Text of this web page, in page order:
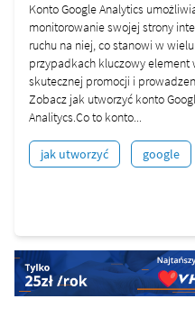
Konto Google Analytics
monitorowanie swojej strony
ruchu na niej, co stanowi w wielu
przypadkach kluczowy element
skutecznej promocji i
Zobacz jak utworzyć konto
Analitycs.Co to konto...
jak utworzyć google